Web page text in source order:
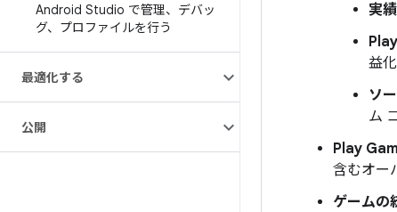
Android Studio で管理、デバッ
グ、プロファイルを行う
最適化する
公開
実
益
ソ
ム
Play
含むオー
ゲームの